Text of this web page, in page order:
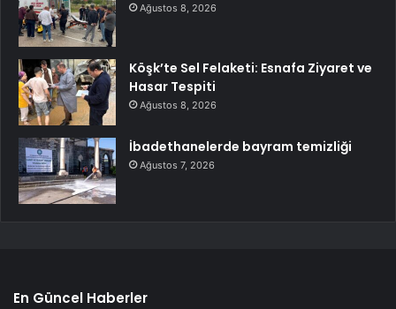
Ağustos 8, 2026
Köşk’te Sel Felaketi: Esnafa Ziyaret ve
Hasar Tespiti
Ağustos 8, 2026
İbadethanelerde bayram temizliği
Ağustos 7, 2026
En Güncel Haberler